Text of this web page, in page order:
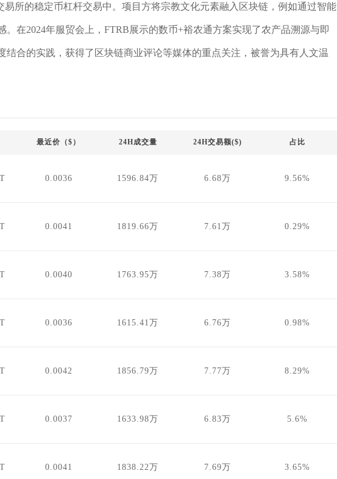
易所的稳定币杠杆交易中。项目方将宗教文化元素融入区块链，例如通过智能
在2024年服贸会上，FTRB展示的数币+裕农通方案实现了农产品溯源与即
结合的实践，获得了区块链商业评论等媒体的重点关注，被誉为具有人文温
最近价（$） 24H成交量 24H交易额($) 占比
0.0036 1596.84万 6.68万 9.56%
0.0041 1819.66万 7.61万 0.29%
0.0040 1763.95万 7.38万 3.58%
0.0036 1615.41万 6.76万 0.98%
0.0042 1856.79万 7.77万 8.29%
0.0037 1633.98万 6.83万 5.6%
0.0041 1838.22万 7.69万 3.65%